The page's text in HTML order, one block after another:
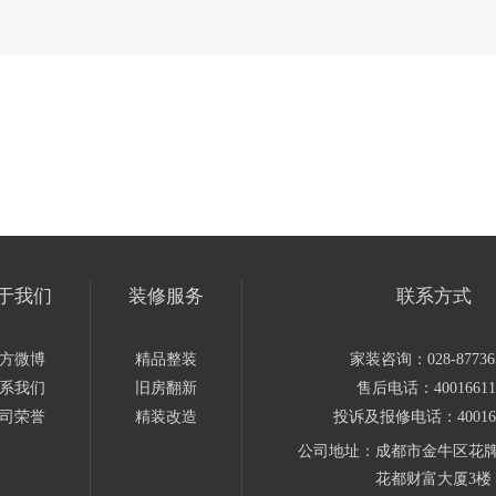
我们
微博
我们
荣誉
装修服务
精品整装
旧房翻新
精装改造
联系方式
家装咨询：028-
售后电话：
投诉及报修电话：
公司地址：成都市金牛区花
花都财富大厦3楼